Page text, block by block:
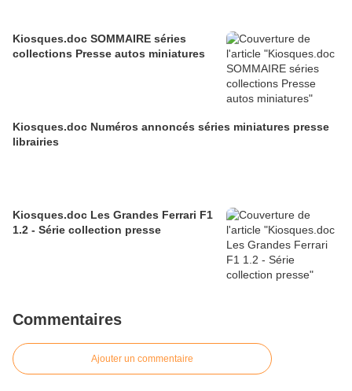
Kiosques.doc SOMMAIRE séries
collections Presse autos miniatures
Kiosques.doc Numéros annoncés séries miniatures presse
librairies
Kiosques.doc Les Grandes Ferrari F1
1.2 - Série collection presse
Commentaires
Ajouter un commentaire